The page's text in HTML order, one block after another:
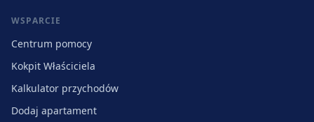
WSPARCIE
Centrum pomocy
Kokpit Właściciela
Kalkulator przychodów
Dodaj apartament